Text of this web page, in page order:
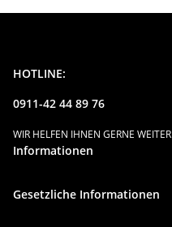
HOTLINE:
0911-42 44 89 76
WIR HELFEN IHNEN GERNE WEITER
Informationen
Gesetzliche Informationen